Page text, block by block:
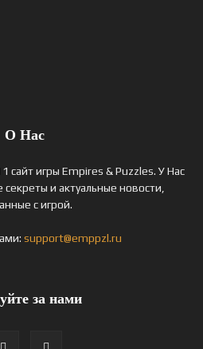
О Нас
сайт игры Empires & Puzzles. У Нас
и актуальные новости,
с игрой.
support@emppzl.ru
за нами